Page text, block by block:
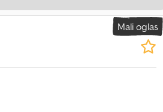
Mali oglas